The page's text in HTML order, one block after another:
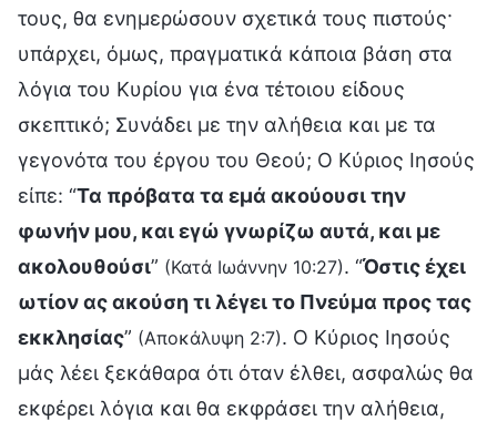
τους, θα ενημερώσουν σχετικά τους πιστούς·
υπάρχει, όμως, πραγματικά κάποια βάση στα
λόγια του Κυρίου για ένα τέτοιου είδους
σκεπτικό; Συνάδει με την αλήθεια και με τα
γεγονότα του έργου του Θεού; Ο Κύριος Ιησούς
είπε: “Τα πρόβατα τα εμά ακούουσι την
φωνήν μου, και εγώ γνωρίζω αυτά, και με
ακολουθούσι” (Κατά Ιωάννην 10:27). “Όστις έχει
ωτίον ας ακούση τι λέγει το Πνεύμα προς τας
εκκλησίας” (Αποκάλυψη 2:7). Ο Κύριος Ιησούς
μάς λέει ξεκάθαρα ότι όταν έλθει, ασφαλώς θα
εκφέρει λόγια και θα εκφράσει την αλήθεια,